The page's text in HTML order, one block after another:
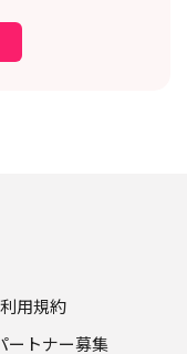
利用規約
ートナー募集